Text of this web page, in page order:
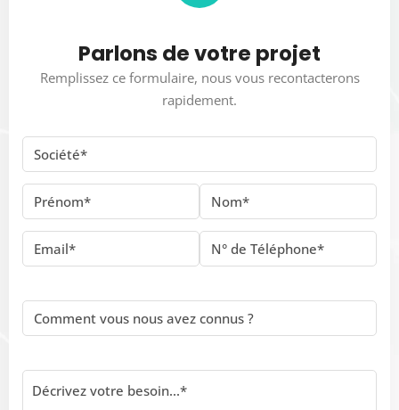
Parlons de votre projet
Remplissez ce formulaire, nous vous recontacterons
rapidement.